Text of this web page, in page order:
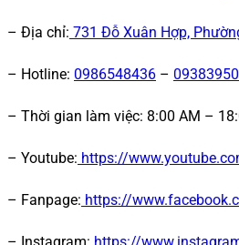
– Địa chỉ: 731 Đỗ Xuân Hợp,
– Hotline: 0986548436 –
– Thời gian làm việc: 8:00 AM –
– Youtube: https://
– Fanpage: https://